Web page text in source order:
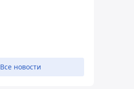
Все новости